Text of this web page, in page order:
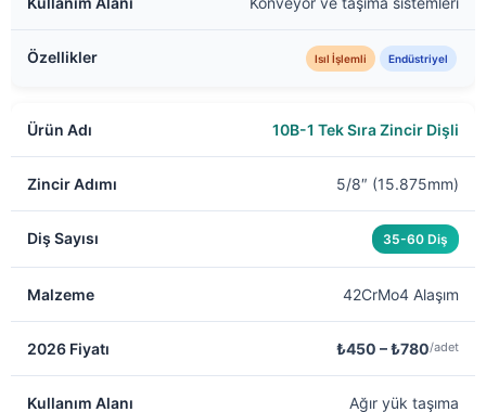
Isıl İşlemli Endüstriyel
10B-1 Tek Sıra Zincir Dişli
5/8″ (15.875mm)
35-60 Diş
42CrMo4 Alaşım
₺450 – ₺780/adet
Ağır yük taşıma